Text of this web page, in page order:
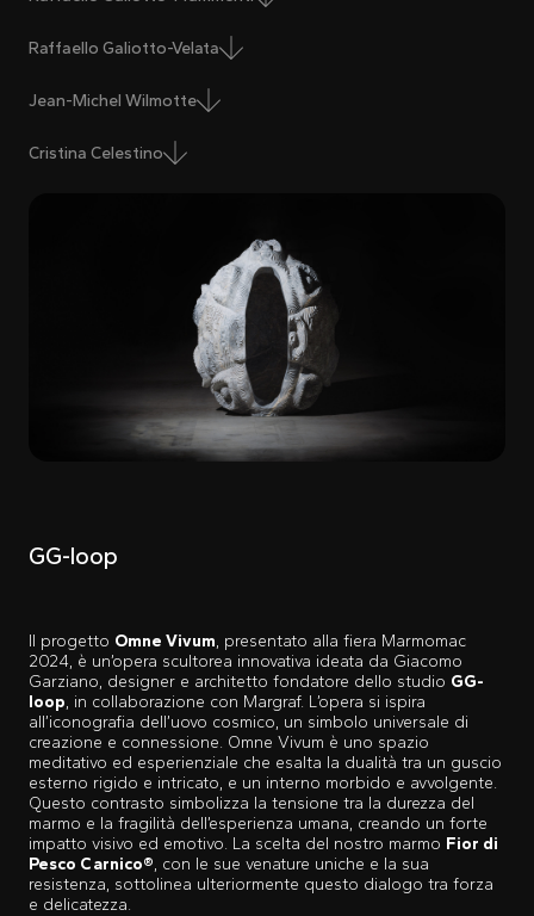
Raffaello Galiotto-Velata
Jean-Michel Wilmotte
Cristina Celestino
GG-loop
Il progetto Omne Vivum, presentato alla fiera Marmomac
2024, è un’opera scultorea innovativa ideata da Giacomo
Garziano, designer e architetto fondatore dello studio GG-
loop, in collaborazione con Margraf. L’opera si ispira
all’iconografia dell’uovo cosmico, un simbolo universale di
creazione e connessione. Omne Vivum è uno spazio
meditativo ed esperienziale che esalta la dualità tra un guscio
esterno rigido e intricato, e un interno morbido e avvolgente.
Questo contrasto simbolizza la tensione tra la durezza del
marmo e la fragilità dell’esperienza umana, creando un forte
impatto visivo ed emotivo. La scelta del nostro marmo Fior di
Pesco Carnico®, con le sue venature uniche e la sua
resistenza, sottolinea ulteriormente questo dialogo tra forza
e delicatezza.